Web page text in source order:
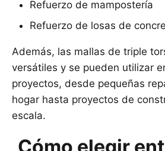
Refuerzo de mampostería
Refuerzo de losas de
Además, las mallas de triple
versátiles y se pueden utilizar
proyectos, desde pequeñas
hogar hasta proyectos de
escala.